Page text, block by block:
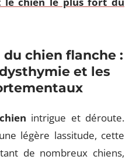
chien flanche :
et les
intrigue et déroute.
légère lassitude, cette
de nombreux chiens,